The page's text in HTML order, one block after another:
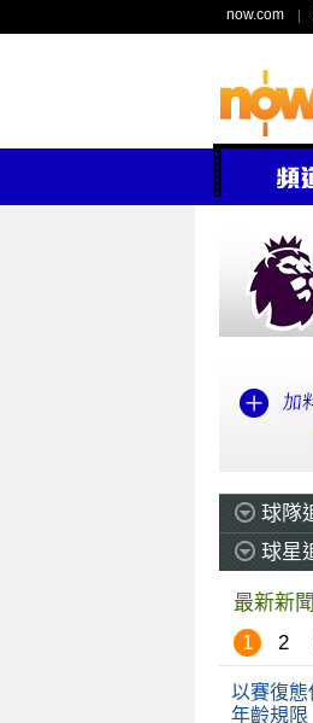
now.com
球隊
球星
最新新聞
1
2
以賽復
年齡規限